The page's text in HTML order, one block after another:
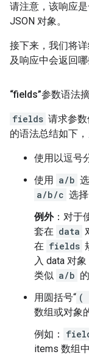
请注意，该响应
JSON 对象。
接下来，我们将
及响应中会返回哪
“fields”参数语法
fields 请求参
的语法总结如下
使用以逗号
使用 a/b
a/b/c 选
例外：对于
套在 data
在 fields
入 data 对象
类似 a/b 的
用圆括号“ (
数组或对象
例如：
items 数组